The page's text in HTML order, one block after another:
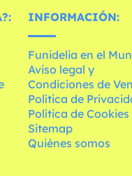
INFORMACIÓN:
Funidelia en el
Aviso legal y
Condiciones de
Política de
Política de Cookies
Sitemap
Quiénes somos